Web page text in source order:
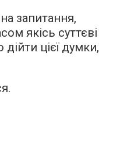
запитання,
якісь суттєві
цієї думки,